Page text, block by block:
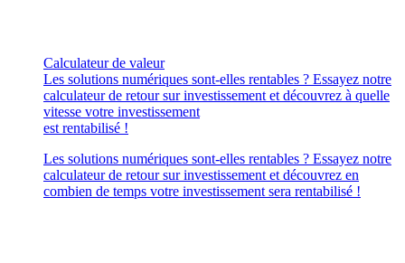
Calculateur de valeur
Les solutions numériques sont-elles rentables ? Essayez notre
calculateur de retour sur investissement et découvrez à quelle
vitesse votre investissement
est rentabilisé !
Les solutions numériques sont-elles rentables ? Essayez notre
calculateur de retour sur investissement et découvrez en
combien de temps votre investissement sera rentabilisé !